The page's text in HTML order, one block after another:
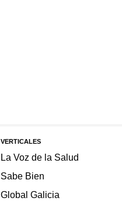
VERTICALES
La Voz de la Salud
Sabe Bien
Global Galicia